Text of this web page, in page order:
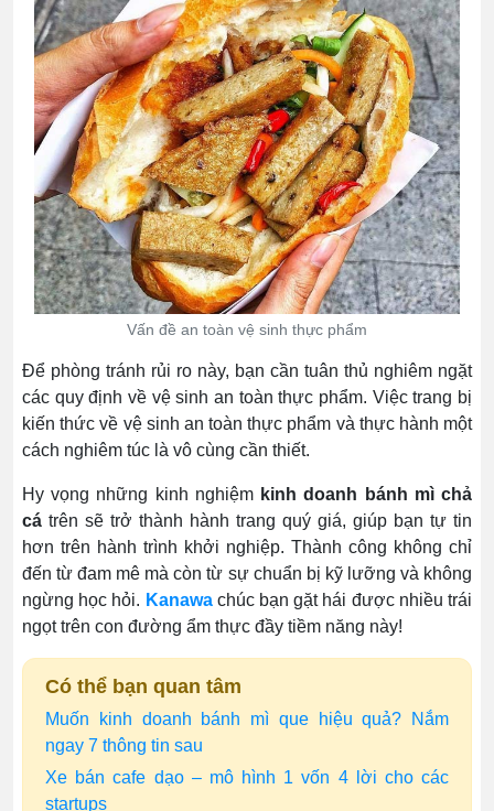
Vấn đề an toàn vệ sinh thực phẩm
Để phòng tránh rủi ro này, bạn cần tuân thủ nghiêm ngặt
các quy định về vệ sinh an toàn thực phẩm. Việc trang bị
kiến thức về vệ sinh an toàn thực phẩm và thực hành một
cách nghiêm túc là vô cùng cần thiết.
Hy vọng những kinh nghiệm kinh doanh bánh mì chả
cá trên sẽ trở thành hành trang quý giá, giúp bạn tự tin
hơn trên hành trình khởi nghiệp. Thành công không chỉ
đến từ đam mê mà còn từ sự chuẩn bị kỹ lưỡng và không
ngừng học hỏi. Kanawachúc bạn gặt hái được nhiều trái
ngọt trên con đường ẩm thực đầy tiềm năng này!
Có thể bạn quan tâm
Muốn kinh doanh bánh mì que hiệu quả? Nắm
ngay 7 thông tin sau
Xe bán cafe dạo – mô hình 1 vốn 4 lời cho các
startups